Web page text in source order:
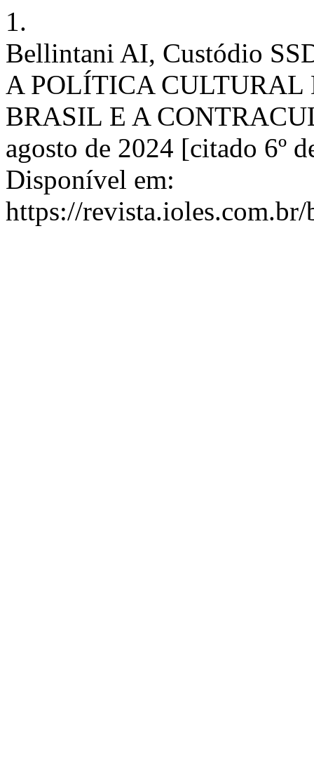
1.
Bellintani AI, Custódio
A POLÍTICA
BRASIL E A
agosto de 2024 [citado 6º
Disponível em:
https://